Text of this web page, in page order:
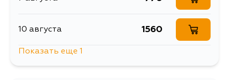
10 августа 1560
Показать еще 1